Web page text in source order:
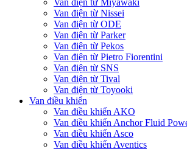
Van điện từ Nissei
Van điện từ ODE
Van điện từ Parker
Van điện từ Pekos
Van điện từ Pietro Fiorentini
Van điện từ SNS
Van điện từ Tival
Van điện từ Toyooki
Van điều khiển
Van điều khiển AKO
Van điều khiển Anchor Fluid
Van điều khiển Asco
Van điều khiển Aventics